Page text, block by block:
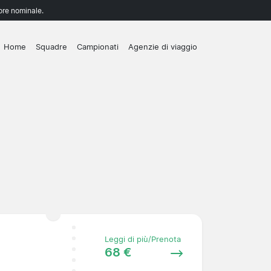
nominale.
Home Squadre Campionati Agenzie di viaggio
Leggi di più/Prenota
68 €